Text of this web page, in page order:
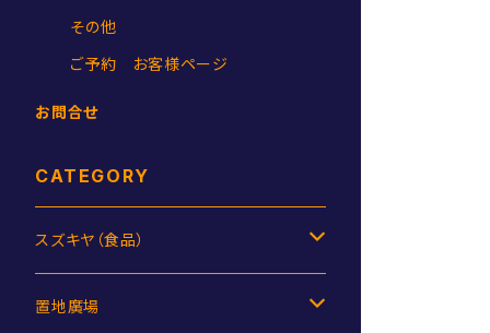
その他
ご予約 お客様ページ
お問合せ
CATEGORY
スズキヤ（食品）
ジャム
置地廣場